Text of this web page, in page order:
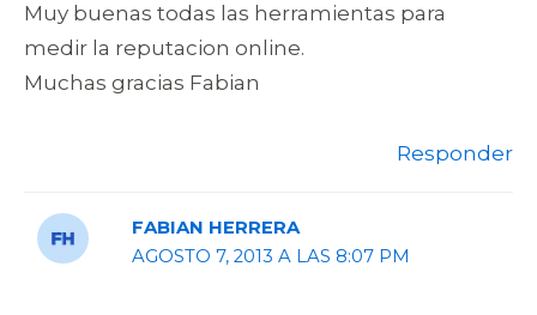
Muy buenas todas las herramientas para
medir la reputacion online.
Muchas gracias Fabian
Responder
FABIAN HERRERA
AGOSTO 7, 2013 A LAS 8:07 PM